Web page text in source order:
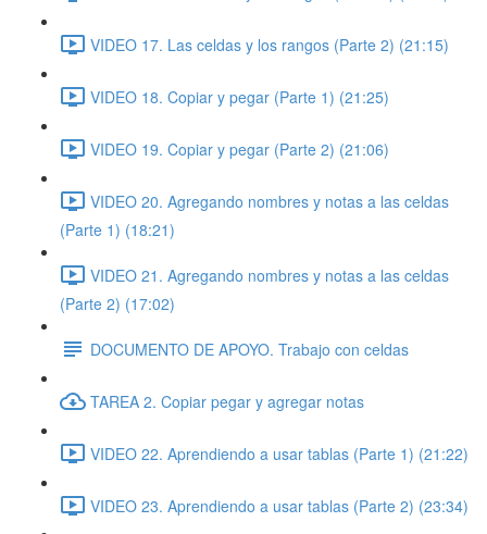
VIDEO 17. Las celdas y los rangos (Parte 2) (21:15)
VIDEO 18. Copiar y pegar (Parte 1) (21:25)
VIDEO 19. Copiar y pegar (Parte 2) (21:06)
VIDEO 20. Agregando nombres y notas a las celdas
(Parte 1) (18:21)
VIDEO 21. Agregando nombres y notas a las celdas
(Parte 2) (17:02)
DOCUMENTO DE APOYO. Trabajo con celdas
TAREA 2. Copiar pegar y agregar notas
VIDEO 22. Aprendiendo a usar tablas (Parte 1) (21:22)
VIDEO 23. Aprendiendo a usar tablas (Parte 2) (23:34)